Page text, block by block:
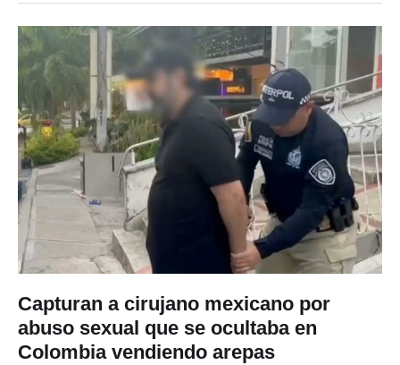
Capturan a cirujano mexicano por
abuso sexual que se ocultaba en
Colombia vendiendo arepas